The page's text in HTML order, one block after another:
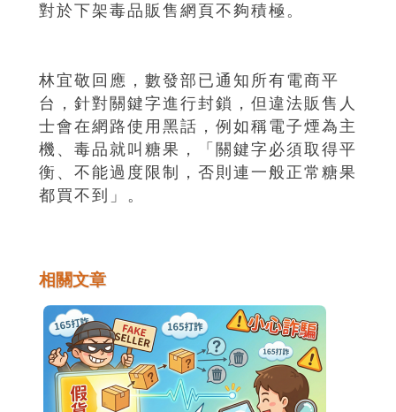
對於下架毒品販售網頁不夠積極。
林宜敬回應，數發部已通知所有電商平
台，針對關鍵字進行封鎖，但違法販售人
士會在網路使用黑話，例如稱電子煙為主
機、毒品就叫糖果，「關鍵字必須取得平
衡、不能過度限制，否則連一般正常糖果
都買不到」。
相關文章